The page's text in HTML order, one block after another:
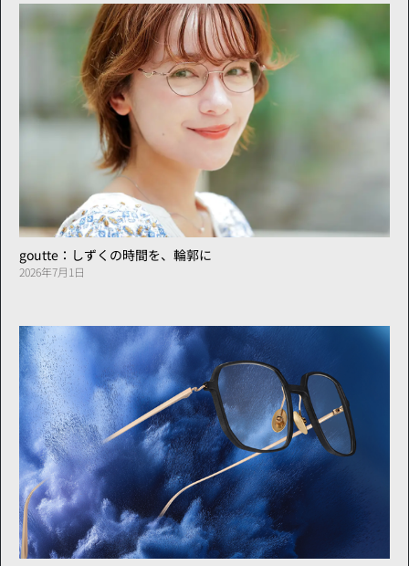
goutte：しずくの時間を、輪郭に
2026年7月1日